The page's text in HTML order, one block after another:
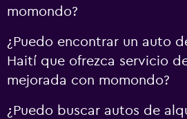
momondo?
¿Puedo encontrar un auto
Haití que ofrezca servicio
mejorada con momondo?
¿Puedo buscar autos de